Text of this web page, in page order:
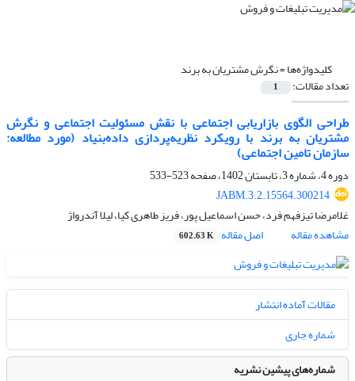
کلیدواژه‌ها =نگرش مشتریان به برند
تعداد مقالات: 1
طراحی الگوی بازاریابی اجتماعی با نقش مسئولیت اجتماعی و نگرش
مشتریان به برند با رویکرد نظریه‌پردازی داده‌بنیاد (مورد مطالعه:
سازمان تامین اجتماعی)
دوره 4، شماره 3، تابستان 1402، صفحه
523-533
JABM.3.2.15564.300214
غلامرضا تیزفهم فرد، حسن اسماعیل پور، فریز طاهری کیا، لیلا آندرواژ
مشاهده مقاله
اصل مقاله 602.63 K
مقالات آماده انتشار
شماره جاری
شماره‌های پیشین نشریه